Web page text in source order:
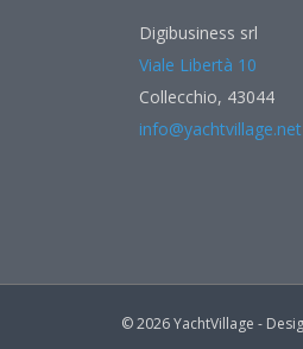
Digibusiness srl
Viale Libertà 10
Collecchio, 43044
info@yachtvillage.net
© 2026 YachtVillage -